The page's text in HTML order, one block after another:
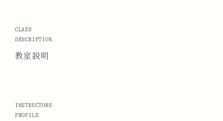
CLASS
DESCRIPTION
教室説明
INSTRUCTORS
PROFILE